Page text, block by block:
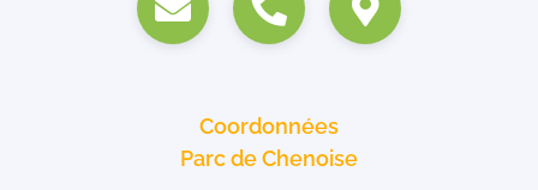
Coordonnées
Parc de Chenoise